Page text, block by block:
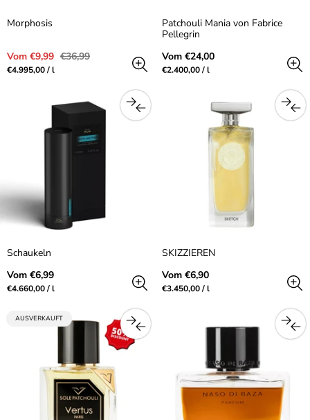
Morphosis
Verkaufspreis
Vom €9,99 Regulärer
€36,99
Preis
€4.995,00/pro
l
Patchouli Mania von Fabrice
Pellegrin
Regulärer
Preis
Vom €24,00
Preis
€2.400,00/pro
l
Schaukeln
Regulärer
Preis
Vom €6,99
Preis
€4.660,00/pro
l
SKIZZIEREN
Regulärer
Preis
Vom €6,90
Preis
€3.450,00/pro
l
PRODUKTBEZEICHNUNG:
AUSVERKAUFT